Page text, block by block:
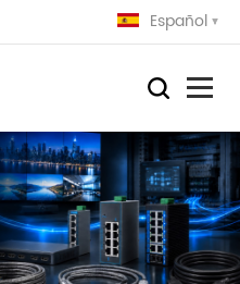
Español